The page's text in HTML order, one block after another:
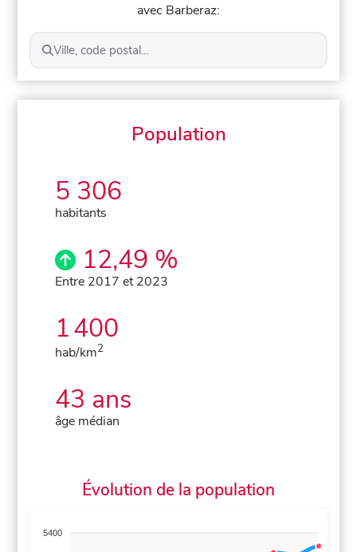
avec Barberaz:
Ville, code postal...
Population
5 306
habitants
12,49 %
Entre 2017 et 2023
1 400
hab/km2
43 ans
âge médian
Évolution de la population
5400